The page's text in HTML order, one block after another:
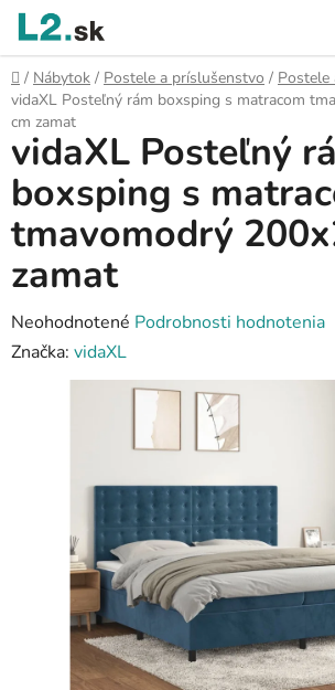
Prejsť
obsah
Domov
/ Nábytok / Postele a príslušenstvo / Postele
vidaXL Posteľný rám boxsping s matracom
cm zamat
vidaXL Posteľný
boxsping s
tmavomodrý
zamat
Priemerné
hodnotenie
produktu
hviezdičiek.
Neohodnotené Podrobnosti hodnotenia
Značka: vidaXL